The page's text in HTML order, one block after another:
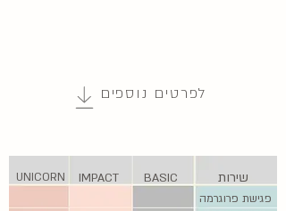
לפרטים נוספים
שירות
פגישת פרוגרמה
BASIC
IMPACT
UNICORN